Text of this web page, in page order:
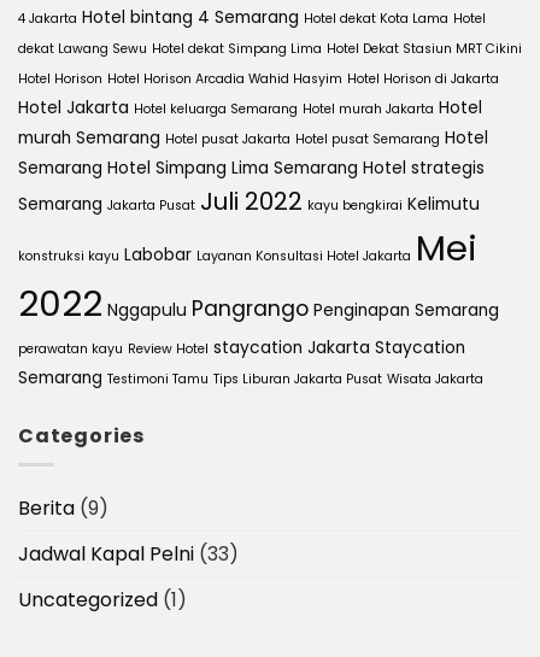
4 Jakarta Hotel bintang 4 Semarang Hotel dekat Kota Lama Hotel
dekat Lawang Sewu Hotel dekat Simpang Lima Hotel Dekat Stasiun MRT Cikini
Hotel Horison Hotel Horison Arcadia Wahid Hasyim Hotel Horison di Jakarta
Hotel Jakarta Hotel keluarga Semarang Hotel murah Jakarta Hotel
murah Semarang Hotel pusat Jakarta Hotel pusat Semarang Hotel
Semarang Hotel Simpang Lima Semarang Hotel strategis
Semarang Jakarta Pusat Juli 2022 kayu bengkirai Kelimutu
konstruksi kayu Labobar Layanan Konsultasi Hotel Jakarta Mei
2022 Nggapulu Pangrango Penginapan Semarang
perawatan kayu Review Hotel staycation Jakarta Staycation
Semarang Testimoni Tamu Tips Liburan Jakarta Pusat Wisata Jakarta
Categories
Berita (9)
Jadwal Kapal Pelni (33)
Uncategorized (1)